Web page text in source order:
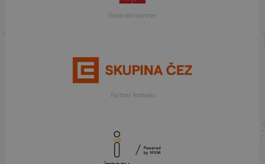
Generální partner
Partner festivalu